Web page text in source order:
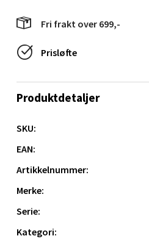
Fri frakt over 699,-
Prisløfte
Produktdetaljer
SKU:
EAN:
Artikkelnummer:
Merke:
Serie:
Kategori: